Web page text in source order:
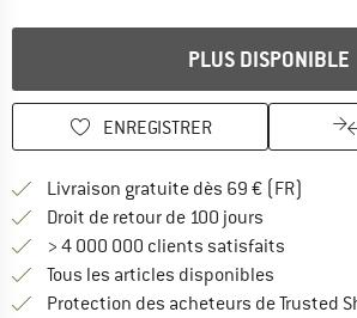
PLUS DISPONIBLE
ENREGISTRER
Livraison gratuite dès 69 € (FR)
Droit de retour de 100 jours
> 4 000 000 clients satisfaits
Tous les articles disponibles
Protection des acheteurs de Trusted